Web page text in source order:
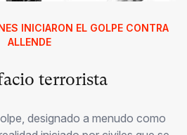
INICIARON EL GOLPE CONTRA
ALLENDE
terrorista
designado a menudo como